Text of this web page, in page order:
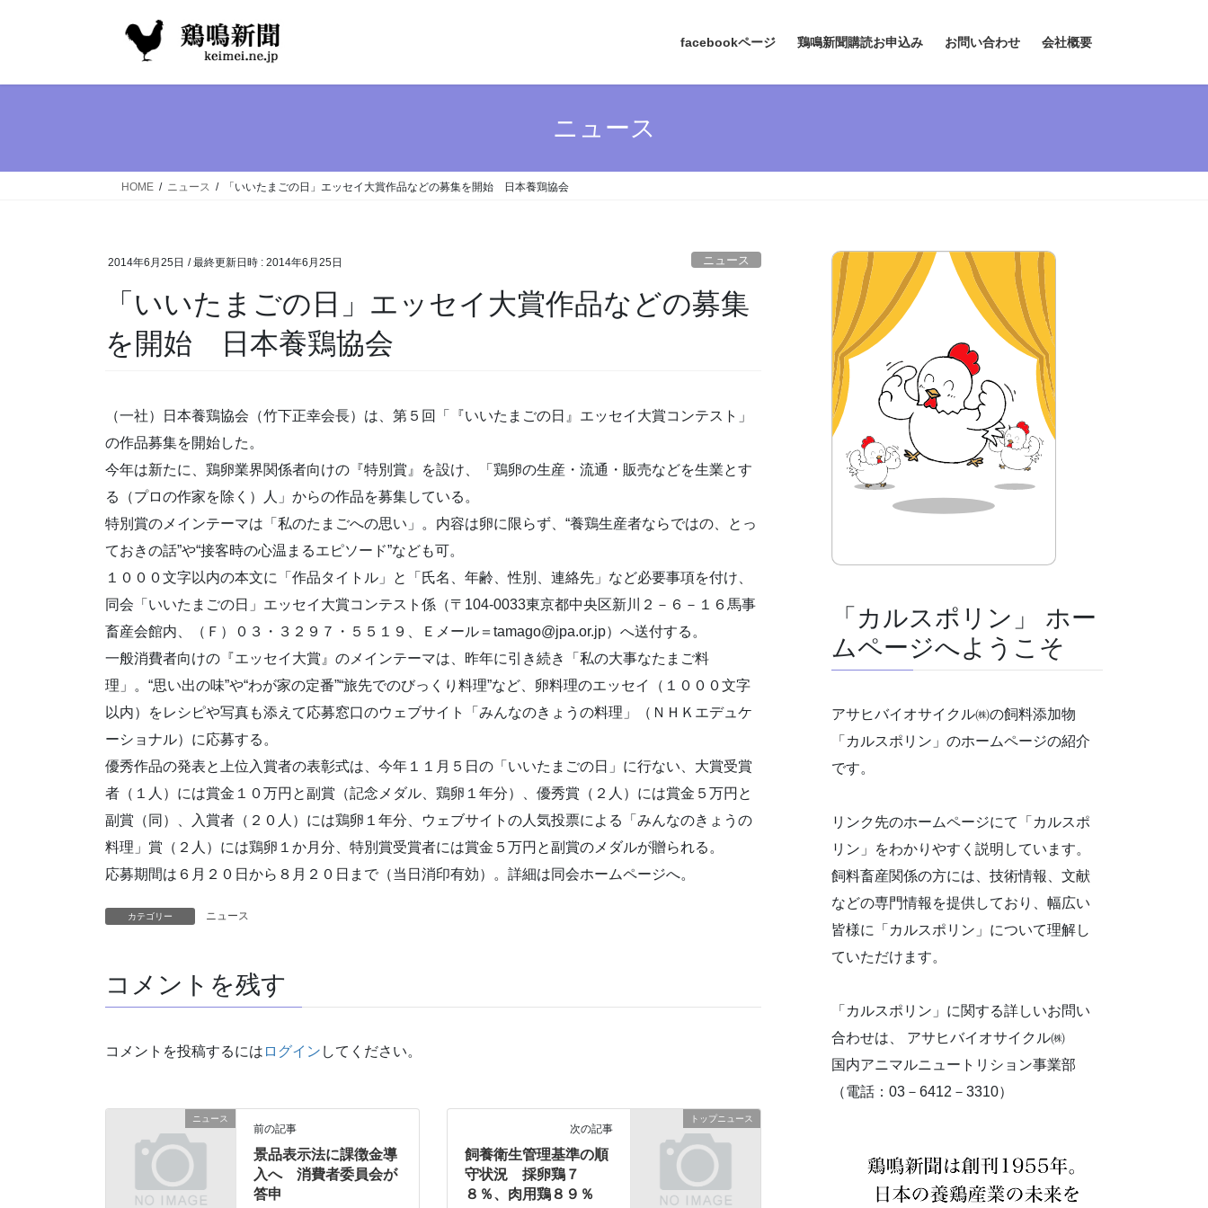
facebookページ 鶏鳴新聞購読お申込み お問い合わせ 会社概要
ニュース
HOME ニュース 「いいたまごの日」エッセイ大賞作品などの募集を開始 日本養鶏協会
2014年6月25日 / 最終更新日時 : 2014年6月25日 ニュース
「いいたまごの日」エッセイ大賞作品などの募集
を開始 日本養鶏協会
（一社）日本養鶏協会（竹下正幸会長）は、第５回「『いいたまごの日』エッセイ大賞コンテスト」
の作品募集を開始した。
今年は新たに、鶏卵業界関係者向けの『特別賞』を設け、「鶏卵の生産・流通・販売などを生業とす
る（プロの作家を除く）人」からの作品を募集している。
特別賞のメインテーマは「私のたまごへの思い」。内容は卵に限らず、“養鶏生産者ならではの、とっ
ておきの話”や“接客時の心温まるエピソード”なども可。
１０００文字以内の本文に「作品タイトル」と「氏名、年齢、性別、連絡先」など必要事項を付け、
同会「いいたまごの日」エッセイ大賞コンテスト係（〒104-0033東京都中央区新川２－６－１６馬事
畜産会館内、（Ｆ）０３・３２９７・５５１９、Ｅメール＝tamago@jpa.or.jp）へ送付する。
一般消費者向けの『エッセイ大賞』のメインテーマは、昨年に引き続き「私の大事なたまご料
理」。“思い出の味”や“わが家の定番”“旅先でのびっくり料理”など、卵料理のエッセイ（１０００文字
以内）をレシピや写真も添えて応募窓口のウェブサイト「みんなのきょうの料理」（ＮＨＫエデュケ
ーショナル）に応募する。
優秀作品の発表と上位入賞者の表彰式は、今年１１月５日の「いいたまごの日」に行ない、大賞受賞
者（１人）には賞金１０万円と副賞（記念メダル、鶏卵１年分）、優秀賞（２人）には賞金５万円と
副賞（同）、入賞者（２０人）には鶏卵１年分、ウェブサイトの人気投票による「みんなのきょうの
料理」賞（２人）には鶏卵１か月分、特別賞受賞者には賞金５万円と副賞のメダルが贈られる。
応募期間は６月２０日から８月２０日まで（当日消印有効）。詳細は同会ホームページへ。
カテゴリー ニュース
コメントを残す
コメントを投稿するには ログイン してください。
ニュース
前の記事
景品表示法に課徴金導
入へ 消費者委員会が
答申
トップニュース
次の記事
飼養衛生管理基準の順
守状況 採卵鶏７
８％、肉用鶏８９％
「カルスポリン」 ホー
ムページへようこそ
アサヒバイオサイクル㈱の飼料添加物
「カルスポリン」のホームページの紹介
です。
リンク先のホームページにて「カルスポ
リン」をわかりやすく説明しています。
飼料畜産関係の方には、技術情報、文献
などの専門情報を提供しており、幅広い
皆様に「カルスポリン」について理解し
ていただけます。
「カルスポリン」に関する詳しいお問い
合わせは、 アサヒバイオサイクル㈱
国内アニマルニュートリション事業部
（電話：03－6412－3310）